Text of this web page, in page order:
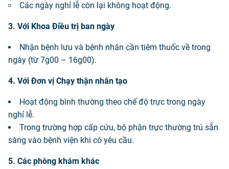
Các ngày nghỉ lễ còn lại không hoạt động.
3. Với Khoa Điều trị ban ngày
Nhận bệnh lưu và bệnh nhân cần tiêm thuốc về trong
ngày (từ 7g00 – 16g00).
4. Với Đơn vị Chạy thận nhân tạo
Hoạt động bình thường theo chế độ trực trong ngày
nghỉ lễ.
Trong trường hợp cấp cứu, bộ phận trực thường trú sẵn
sàng vào bệnh viện khi có yêu cầu.
5. Các phòng khám khác